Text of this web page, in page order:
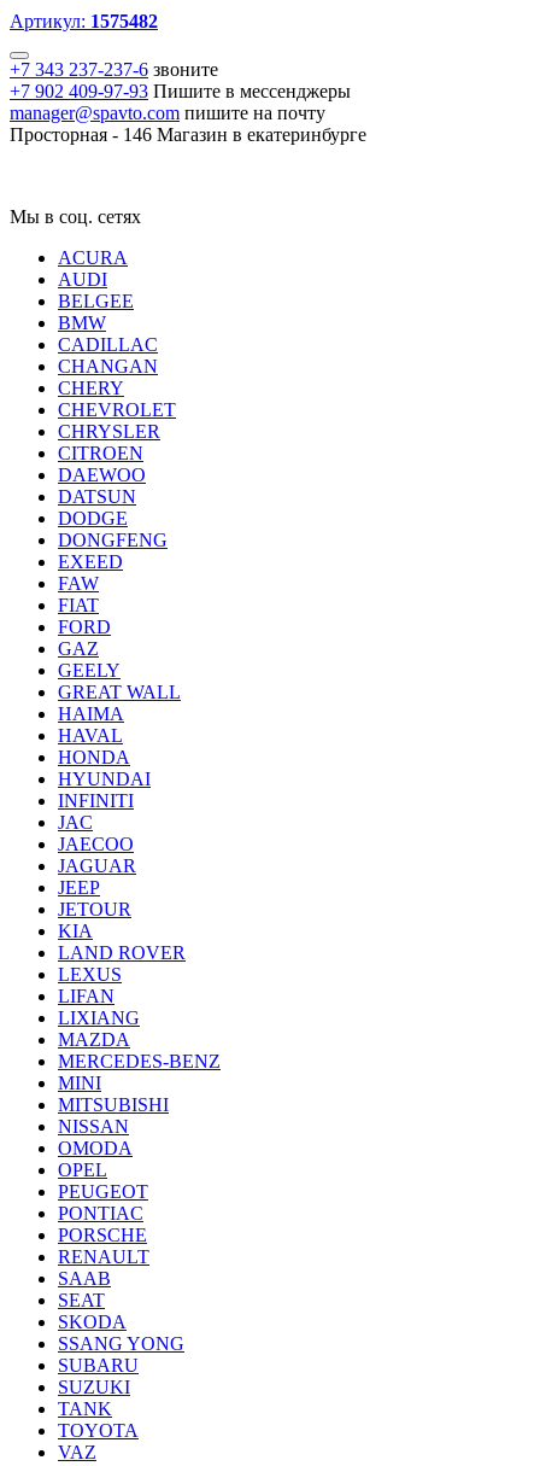
Артикул: 1575482
+7 343 237-237-6 звоните
+7 902 409-97-93 Пишите в мессенджеры
manager@spavto.com пишите на почту
Просторная - 146 Магазин в екатеринбурге
Мы в соц. сетях
ACURA
AUDI
BELGEE
BMW
CADILLAC
CHANGAN
CHERY
CHEVROLET
CHRYSLER
CITROEN
DAEWOO
DATSUN
DODGE
DONGFENG
EXEED
FAW
FIAT
FORD
GAZ
GEELY
GREAT WALL
HAIMA
HAVAL
HONDA
HYUNDAI
INFINITI
JAC
JAECOO
JAGUAR
JEEP
JETOUR
KIA
LAND ROVER
LEXUS
LIFAN
LIXIANG
MAZDA
MERCEDES-BENZ
MINI
MITSUBISHI
NISSAN
OMODA
OPEL
PEUGEOT
PONTIAC
PORSCHE
RENAULT
SAAB
SEAT
SKODA
SSANG YONG
SUBARU
SUZUKI
TANK
TOYOTA
VAZ